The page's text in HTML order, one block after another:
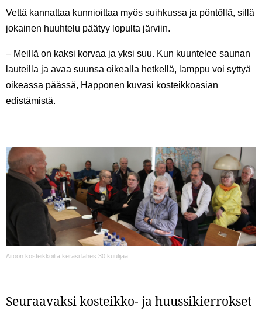
Vettä kannattaa kunnioittaa myös suihkussa ja pöntöllä, sillä
jokainen huuhtelu päätyy lopulta järviin.
– Meillä on kaksi korvaa ja yksi suu. Kun kuuntelee saunan
lauteilla ja avaa suunsa oikealla hetkellä, lamppu voi syttyä
oikeassa päässä, Happonen kuvasi kosteikkoasian
edistämistä.
Aitoon kosteikkoilta keräsi lähes 30 kuulijaa.
Seuraavaksi kosteikko- ja huussikierrokset